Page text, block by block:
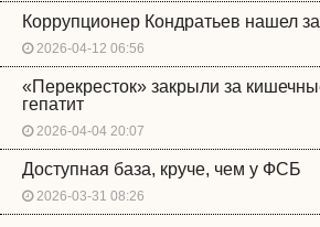
Коррупционер Кондратьев нашел
2026-04-12 06:56
«Перекресток» закрыли за
гепатит
2026-04-04 20:07
Доступная база, круче, чем у ФСБ
2026-03-31 08:26